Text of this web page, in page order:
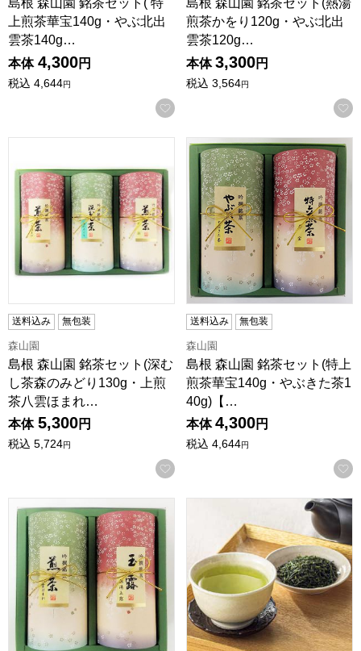
島根 森山園 銘茶セット( 特
上煎茶華宝140g・やぶ北出
雲茶140g…
本体 4,300円
税込 4,644円
お気に入りに登録する
島根 森山園 銘茶セット(熱湯
煎茶かをり120g・やぶ北出
雲茶120g…
本体 3,300円
税込 3,564円
島根 森山園 銘茶セット(深むし茶森のみどり130g・上煎茶
送料込み 無包装
森山園
島根 森山園 銘茶セット(深む
し茶森のみどり130g・上煎
茶八雲ほまれ…
本体 5,300円
税込 5,724円
お気に入りに登録する
島根 森山園 銘茶セット(特上
送料込み 無包装
森山園
島根 森山園 銘茶セット(特上
煎茶華宝140g・やぶきた茶1
40g)【…
本体 4,300円
税込 4,644円
島根 森山園 銘茶セット (かぶせ茶熱湯玉露120g・上煎茶八
新井園本店 天皇杯受賞新井